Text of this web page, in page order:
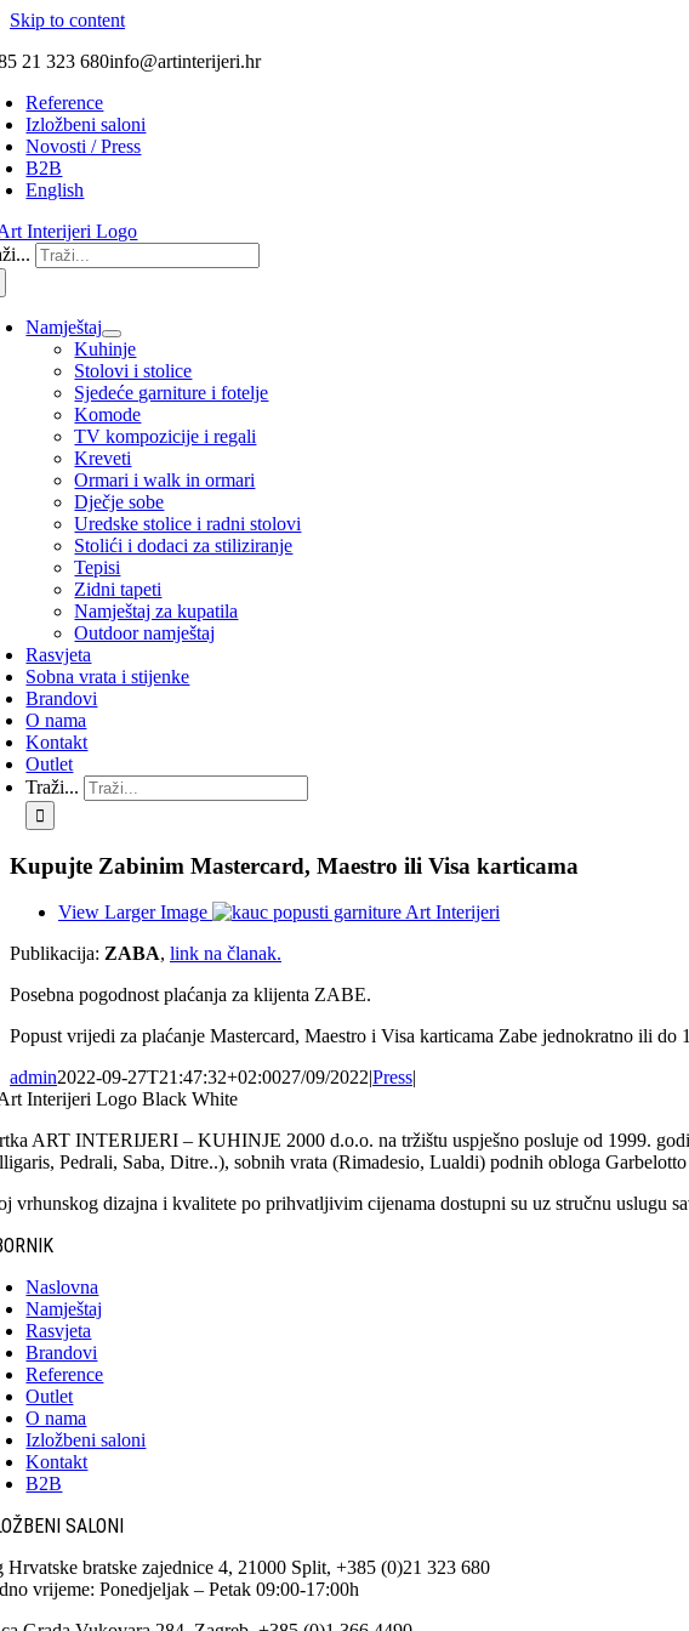
Skip to content
21 323 680info@artinterijeri.hr
Reference
Izložbeni saloni
Novosti / Press
B2B
English
Namještaj
Kuhinje
Stolovi i stolice
Sjedeće garniture i fotelje
Komode
TV kompozicije i regali
Kreveti
Ormari i walk in ormari
Dječje sobe
Uredske stolice i radni stolovi
Stolići i dodaci za stiliziranje
Tepisi
Zidni tapeti
Namještaj za kupatila
Outdoor namještaj
Rasvjeta
Sobna vrata i stijenke
Brandovi
O nama
Kontakt
Outlet
Traži...
Kupujte Zabinim Mastercard, Maestro ili Visa karticama
View Larger Image
Publikacija: ZABA, link na članak.
Posebna pogodnost plaćanja za klijenta ZABE.
Popust vrijedi za plaćanje Mastercard, Maestro i Visa karticama Zabe jednokratno ili do
admin2022-09-27T21:47:32+02:0027/09/2022|Press|
ART INTERIJERI – KUHINJE 2000 d.o.o. na tržištu uspješno posluje od 1999.
Pedrali, Saba, Ditre..), sobnih vrata (Rimadesio, Lualdi) podnih obloga
vrhunskog dizajna i kvalitete po prihvatljivim cijenama dostupni su uz stručnu uslugu
Naslovna
Namještaj
Rasvjeta
Brandovi
Reference
Outlet
O nama
Izložbeni saloni
Kontakt
B2B
SALONI
Hrvatske bratske zajednice 4, 21000 Split, +385 (0)21 323 680
vrijeme: Ponedjeljak – Petak 09:00-17:00h